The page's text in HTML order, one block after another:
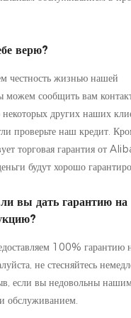
верю?
честность жизнью нашей
можем сообщить вам
других наших
проверьте наш кредит.
торговая гарантия от
будут хорошо
вы дать гарантию на
100% гарантию
не стесняйтесь
если вы недовольны
обслуживанием.